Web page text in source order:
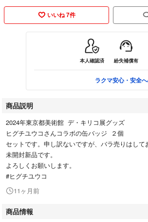
いいね 7件
本人確認済 紛失補償有
ラクマ安心・安全
商品説明
2024年東京都美術館 デ・キリコ展グッズ
ヒグチユウコさんコラボの缶バッジ ２個
セットです。申し訳ないですが、バラ売りはして
未開封新品です。
よろしくお願いします。
#ヒグチユウコ
11ヶ月前
商品情報